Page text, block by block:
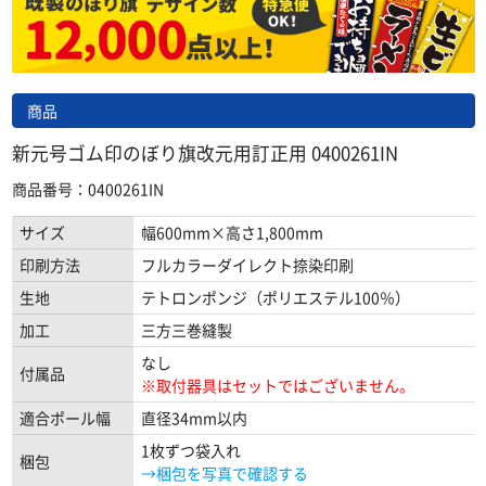
商品
新元号ゴム印のぼり旗改元用訂正用 0400261IN
商品番号：0400261IN
サイズ
幅600mm×高さ1,800mm
印刷方法
フルカラーダイレクト捺染印刷
生地
テトロンポンジ（ポリエステル100％）
加工
三方三巻縫製
付属品
なし
※取付器具はセットではございません。
適合ポール幅
直径34mm以内
梱包
1枚ずつ袋入れ
→梱包を写真で確認する